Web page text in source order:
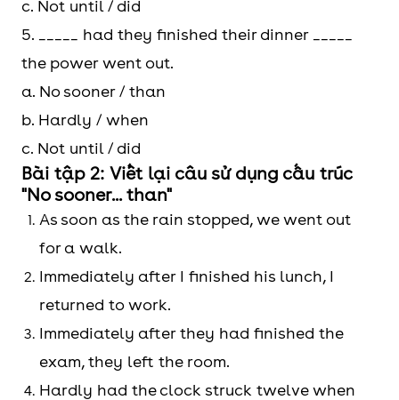
c. Not until / did
5. _____ had they finished their dinner _____
the power went out.
a. No sooner / than
b. Hardly / when
c. Not until / did
Bài tập 2: Viết lại câu sử dụng cấu trúc
"No sooner... than"
As soon as the rain stopped, we went out
for a walk.
Immediately after I finished his lunch, I
returned to work.
Immediately after they had finished the
exam, they left the room.
Hardly had the clock struck twelve when